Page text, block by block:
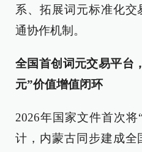
系、拓展词元标准化
通协作机制。
全国首创词元交易平
元”价值增值闭环
2026年国家文件首次
计，内蒙古同步建成全